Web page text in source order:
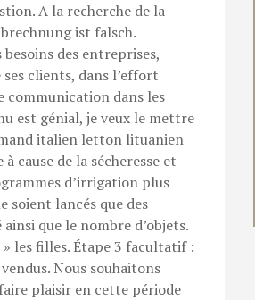
A la recherche de la
ist falsch.
besoins des entreprises,
clients, dans l’effort
communication dans les
est génial, je veux le mettre
italien letton lituanien
cause de la sécheresse et
d’irrigation plus
soient lancés que des
que le nombre d’objets.
les filles. Étape 3 facultatif :
Nous souhaitons
plaisir en cette période